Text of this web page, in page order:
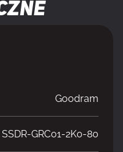
Goodram
SSDR-GRC01-2K0-80